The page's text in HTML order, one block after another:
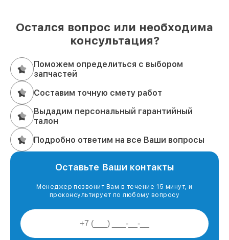
Остался вопрос или необходима
консультация?
Поможем определиться с выбором
запчастей
Составим точную смету работ
Выдадим персональный гарантийный
талон
Подробно ответим на все Ваши вопросы
Оставьте Ваши контакты
Менеджер позвонит Вам в течение 15 минут, и
проконсультирует по любому вопросу